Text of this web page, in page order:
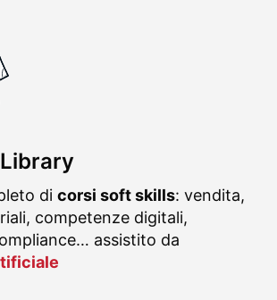
di corsi soft skills: vendita,
competenze digitali,
assistito da